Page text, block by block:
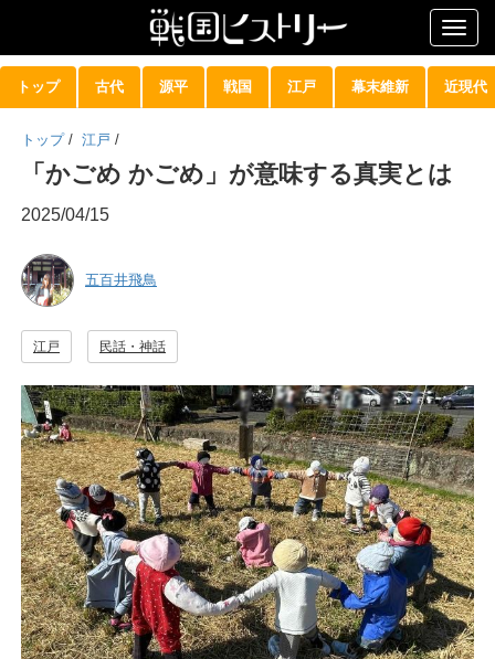
トップ 古代 源平 戦国 江戸 幕末維新 近現代
トップ / 江戸 /
「かごめ かごめ」が意味する真実とは
2025/04/15
五百井飛鳥
江戸 民話・神話